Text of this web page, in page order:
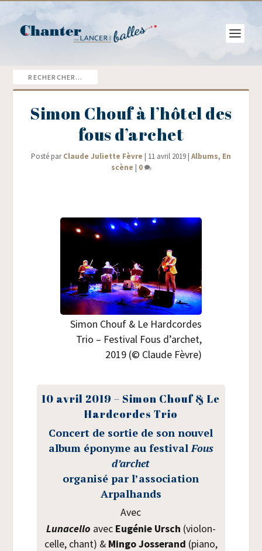
Simon Chouf à l’hôtel des
fous d’archet
Posté parClaude Juliette Fèvre | 11 avril 2019 | Albums, En
scène | 0
Simon Chouf & Le Hard­cordes
Trio – Fes­ti­val Fous d’archet,
2019 (© Claude Fèvre)
10 avril 2019 – Simon Chouf & Le
Hard­cordes Trio
Concert de sor­tie de son nou­vel
album épo­nyme au fes­ti­valFous
d’archet
orga­ni­sé par l’association
Arpalhands
Avec
Luna­cel­lo avec Eugé­nie Ursch (vio­lon­
celle, chant) & Min­go Jos­se­rand (pia­no,